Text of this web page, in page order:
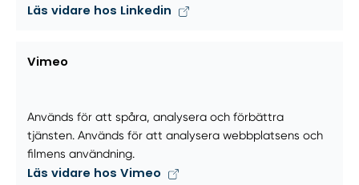
Läs vidare hos Linkedin
Vimeo
Används för att spåra, analysera och förbättra
tjänsten. Används för att analysera webbplatsens och
filmens användning.
Läs vidare hos Vimeo